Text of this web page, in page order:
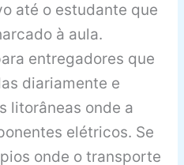
até o estudante que
à aula.
entregadores que
diariamente e
litorâneas onde a
elétricos. Se
onde o transporte